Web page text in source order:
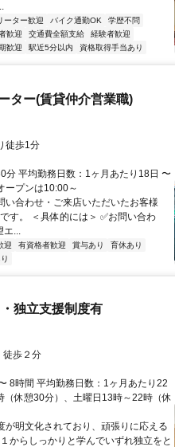
ーター歓迎 バイク通勤OK
学歴不問
歓迎 交通費全額支給
経験者歓迎
歓迎 駅近5分以内 資格取得手当あり
ター(賃貸仲介営業職)
徒歩1分
分 平均勤務日数：1ヶ月あたり18日 〜
ープンは10:00～
い合わせ・ご来店いただいたお客様
す。 ＜具体的には＞ ✅お問い合わ
エ...
迎 有資格者歓迎 賞与あり
育休あり
独立支援制度有
徒歩２分
8時間 平均勤務日数：1ヶ月あたり22
休憩30分）、土曜日13時～22時（休
明文化されており、頑張りに応える
からしっかりと学んでいずれ独立をと